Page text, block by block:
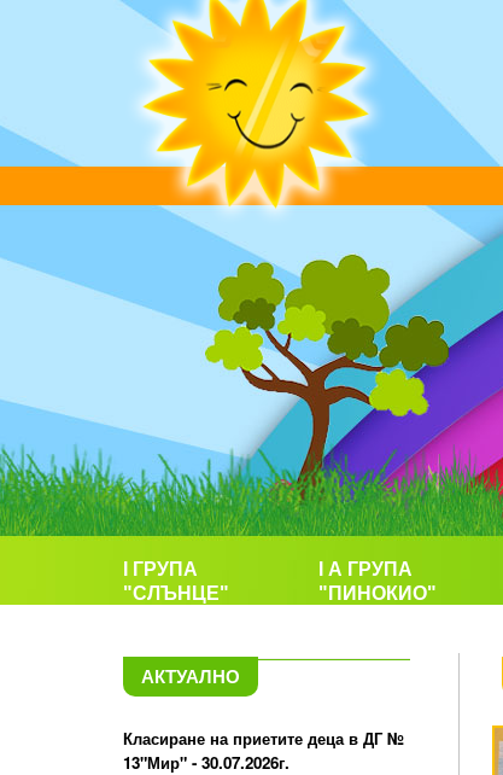
I ГРУПА
"СЛЪНЦЕ"
I А ГРУПА
"ПИНОКИО"
АКТУАЛНО
Класиране на приетите деца в ДГ №
13"Мир" - 30.07.2026г.